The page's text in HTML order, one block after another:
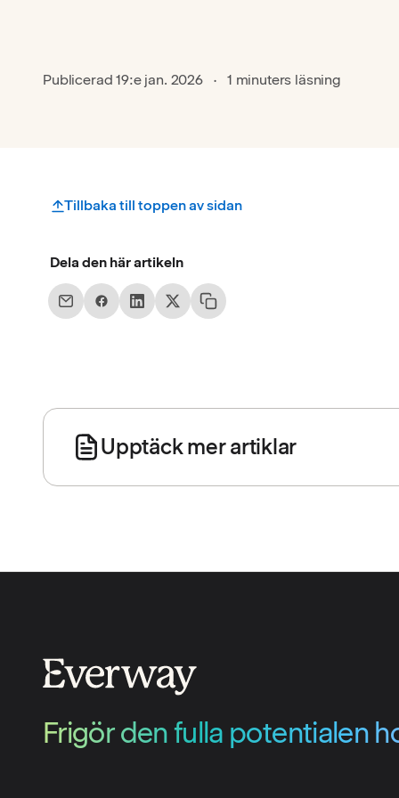
Publicerad 19:e jan. 2026 1 minuters läsning
Tillbaka till toppen av sidan
Dela den här artikeln
Upptäck mer artiklar
Frigör den fulla potentialen